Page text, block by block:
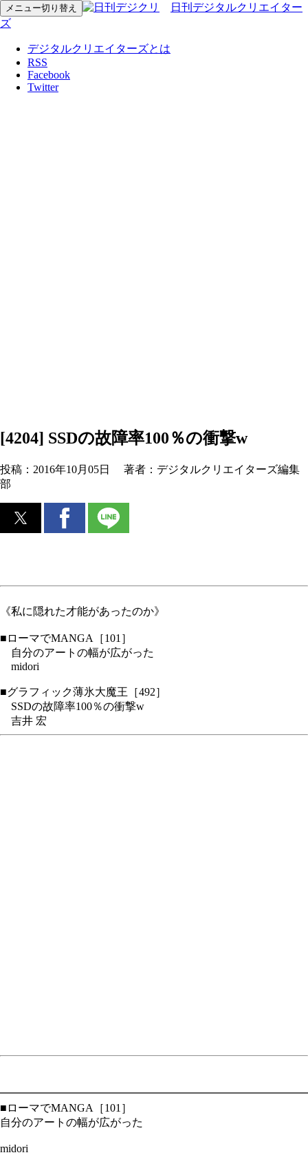
メニュー切り替え
日刊デジタルクリエイター
ズ
デジタルクリエイターズとは
RSS
Facebook
Twitter
[4204] SSDの故障率100％の衝撃w
投稿： 2016年10月05日 著者： デジタルクリエイターズ編集
部
《私に隠れた才能があったのか》
■ローマでMANGA［101］
自分のアートの幅が広がった
midori
■グラフィック薄氷大魔王［492］
SSDの故障率100％の衝撃w
吉井 宏
■ローマでMANGA［101］
自分のアートの幅が広がった
midori